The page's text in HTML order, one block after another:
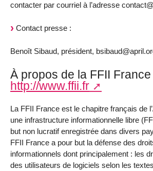
contacter par courriel à l’adresse
Contact presse :
Benoît Sibaud, président,
À propos de la FFII
http://www.ffii.fr
La FFII France est le chapitre français de
une infrastructure informationnelle libre
but non lucratif enregistrée dans divers
FFII France a pour but la défense des
informationnels dont principalement : les
des utilisateurs de logiciels selon les